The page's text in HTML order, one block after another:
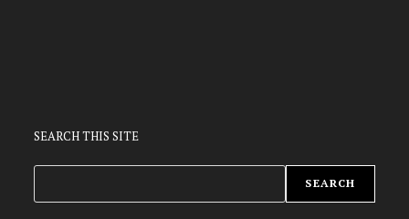
SEARCH THIS SITE
SEARCH